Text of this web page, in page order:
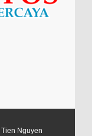
Tien Nguyen